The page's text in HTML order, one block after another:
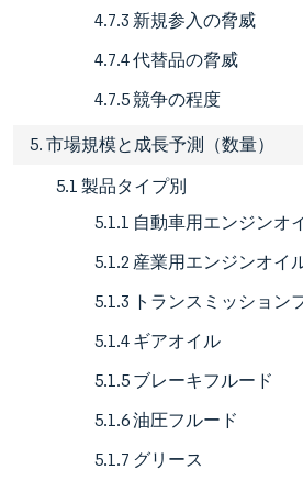
4.7.3 新規参入の脅威
4.7.4 代替品の脅威
4.7.5 競争の程度
5. 市場規模と成長予測（数量）
5.1 製品タイプ別
5.1.1 自動車用エンジンオ
5.1.2 産業用エンジンオイ
5.1.3 トランスミッション
5.1.4 ギアオイル
5.1.5 ブレーキフルード
5.1.6 油圧フルード
5.1.7 グリース